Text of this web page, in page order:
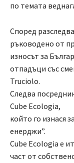
по темата
Според
ръководено от
износът за
отпадъци със
Truciolo.
Следва
Cube Ecologia,
който го изнася
енерджи”.
Cube Ecologia е
част от